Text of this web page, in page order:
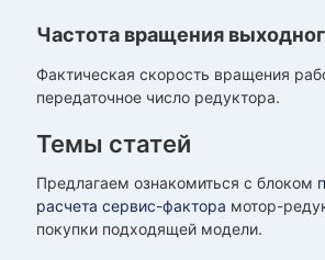
Частота вращения
Фактическая скорость вращения
передаточное число редуктора.
Темы статей
Предлагаем ознакомиться с блоком
расчета сервис-фактора мотор-
покупки подходящей модели.